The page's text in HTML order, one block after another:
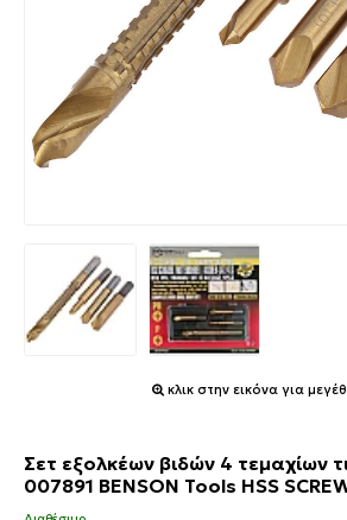
κλικ στην εικόνα για
Σετ εξολκέων βιδών 4 τεμαχίων
007891 BENSON Tools HSS